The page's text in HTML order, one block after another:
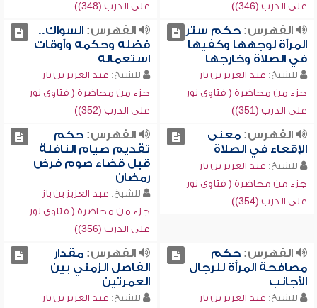
على الدرب (346))
على الدرب (348))
الفهرس:حكم ستر
المرأة لوجهها وكفيها
في الصلاة وخارجها
للشيخ: عبد العزيز بن باز
جزء من محاضرة ( فتاوى نور
على الدرب (351))
الفهرس:السواك..
فضله وحكمه وأوقات
استعماله
للشيخ: عبد العزيز بن باز
جزء من محاضرة ( فتاوى نور
على الدرب (352))
الفهرس:معنى
الإقعاء في الصلاة
للشيخ: عبد العزيز بن باز
جزء من محاضرة ( فتاوى نور
على الدرب (354))
الفهرس:حكم
تقديم صيام النافلة
قبل قضاء صوم فرض
رمضان
للشيخ: عبد العزيز بن باز
جزء من محاضرة ( فتاوى نور
على الدرب (356))
الفهرس:حكم
مصافحة المرأة للرجال
الأجانب
للشيخ: عبد العزيز بن باز
الفهرس:مقدار
الفاصل الزمني بين
العمرتين
للشيخ: عبد العزيز بن باز